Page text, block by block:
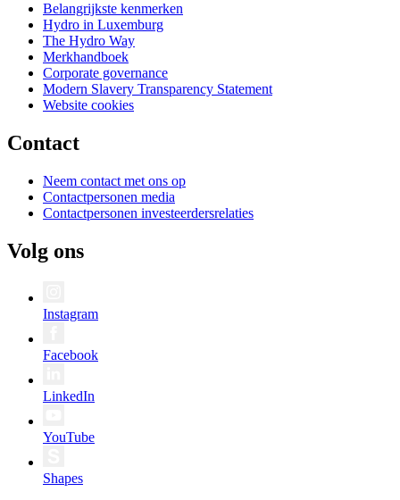
Belangrijkste kenmerken
Hydro in Luxemburg
The Hydro Way
Merkhandboek
Corporate governance
Modern Slavery Transparency Statement
Website cookies
Contact
Neem contact met ons op
Contactpersonen media
Contactpersonen investeerdersrelaties
Volg ons
Instagram
Facebook
LinkedIn
YouTube
Shapes